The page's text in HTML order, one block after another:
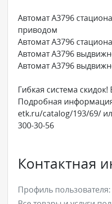
Автомат А3796
приводом
Автомат А3796
Автомат А3796
Автомат А3796
Гибкая система скидок!
Подробная
etk.ru/catalog/193/69/
300-30-56
Контактная
Профиль пользователя: